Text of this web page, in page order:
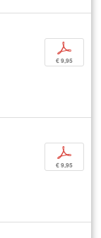
p
€ 9,95
p
€ 9,95